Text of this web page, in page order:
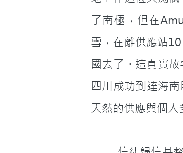
了南極，但在
雪，在離供應站
國去了。這真實
四川成功到達海
天然的供應與個人